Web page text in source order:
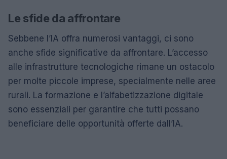
Le sfide da affrontare
Sebbene l’IA offra numerosi vantaggi, ci sono
anche sfide significative da affrontare. L’accesso
alle infrastrutture tecnologiche rimane un ostacolo
per molte piccole imprese, specialmente nelle aree
rurali. La formazione e l’alfabetizzazione digitale
sono essenziali per garantire che tutti possano
beneficiare delle opportunità offerte dall’IA.